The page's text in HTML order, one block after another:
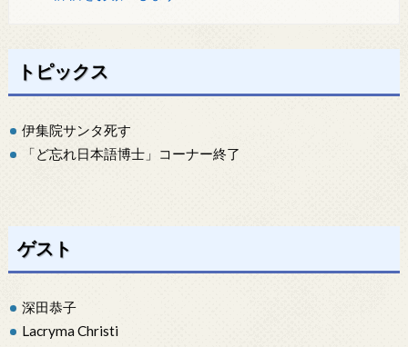
トピックス
伊集院サンタ死す
「ど忘れ日本語博士」コーナー終了
ゲスト
深田恭子
Lacryma Christi